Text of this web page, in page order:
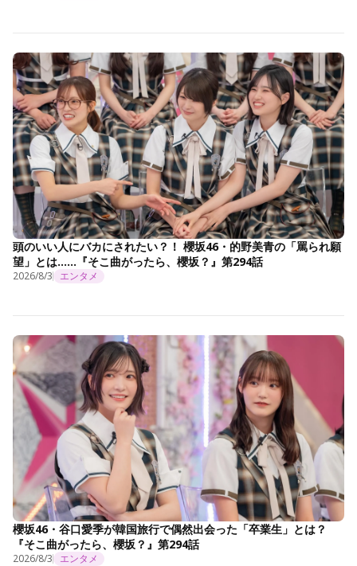
頭のいい人にバカにされたい？！ 櫻坂46・的野美青の「罵られ願
望」とは……『そこ曲がったら、櫻坂？』第294話
2026/8/3 エンタメ
櫻坂46・谷口愛季が韓国旅行で偶然出会った「卒業生」とは？
『そこ曲がったら、櫻坂？』第294話
2026/8/3 エンタメ